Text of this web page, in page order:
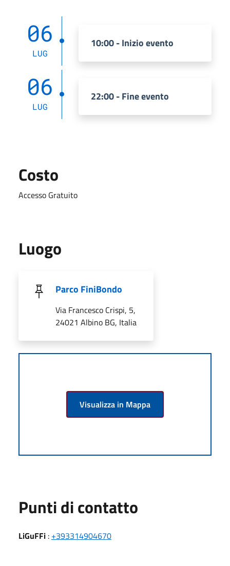
06
LUG
10:00 - Inizio evento
06
LUG
22:00 - Fine evento
Costo
Accesso Gratuito
Luogo
Parco FiniBondo
Via Francesco Crispi, 5,
24021 Albino BG, Italia
Visualizza in Mappa
Punti di contatto
LiGuFFi : +393314904670